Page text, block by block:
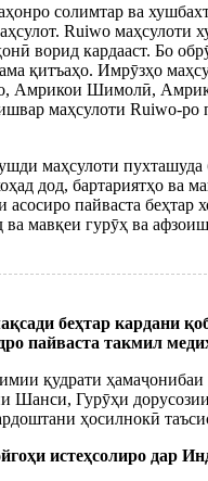
солимтар ва
Ruiwo маҳсулоти
ворид кардааст. Бо
қитъаҳо. Имрӯзҳо
Амрикои Шимолӣ,
маҳсулоти Ruiwo-
маҳсулоти
дод, бартариятҳо ва
асосиро пайваста беҳтар
ва мавқеи гурӯҳ ва
беҳтар кардани
пайваста такмил
қудрати
Шанси, Гурӯҳи
ҳосилнокӣ
истеҳсолиро дар